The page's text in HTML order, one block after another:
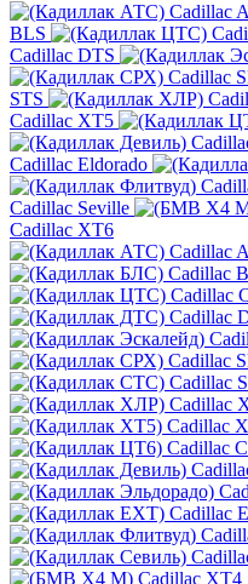
Cadillac
BLS
Cadillac DTS
Cadillac
STS
Cadillac XT5
Cadillac Eldorado
Cadillac Seville
Cadillac XT6
Cadillac
Cadillac
Cadillac
Cadillac
Cadillac
Cadillac
Cadillac
Cadillac
Cadillac
Cadillac
Cadillac XT4